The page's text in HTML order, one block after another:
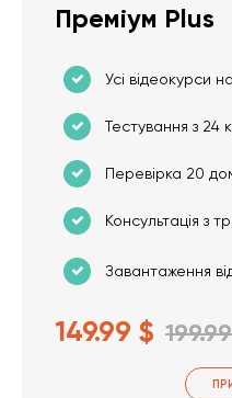
Преміум Plus
Усі відеокурси
Тестування з 24
Перевірка 20
Консультація з
Завантаження
149.99 $